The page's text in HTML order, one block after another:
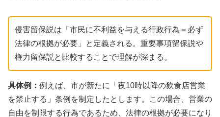
侵害留保説は「市民に不利益を与える行政行為＝必ず
法律の根拠が必要」と定義される。重要事項留保説や
権力留保説と比較することで理解が深まる。
具体例： 例えば、市が新たに「夜10時以降の飲食店営業
を禁止する」条例を制定したとします。この場合、営業の
自由を制限する行為であるため、法律の根拠が必要になり